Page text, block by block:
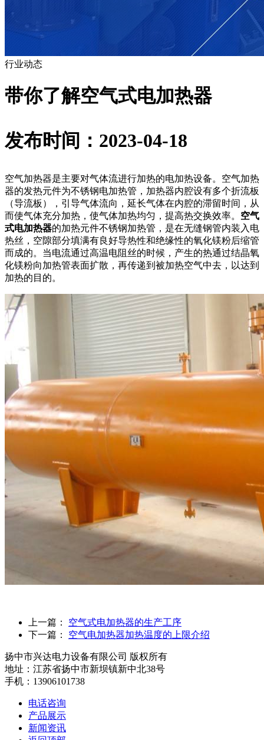
行业动态
带你了解空气式电加热器
发布时间：2023-04-18
空气加热器是主要对气体流进行加热的电加热设备。空气加热
器的发热元件为不锈钢电加热管，加热器内腔设有多个折流板
（导流板），引导气体流向，延长气体在内腔的滞留时间，从
而使气体充分加热，使气体加热均匀，提高热交换效率。 空气
式电加热器的加热元件不锈钢加热管，是在无缝钢管内装入电
热丝，空隙部分填满有良好导热性和绝缘性的氧化镁粉后缩管
而成的。当电流通过高温电阻丝的时候，产生的热通过结晶氧
化镁粉向加热管表面扩散，再传递到被加热空气中去，以达到
加热的目的。
上一篇：
空气式电加热器的生产工序
下一篇：
空气电加热器加热温度的上限介绍
扬中市兴达电力设备有限公司 版权所有
地址：江苏省扬中市新坝镇新中北38号
手机：13906101738
电话咨询
产品展示
新闻资讯